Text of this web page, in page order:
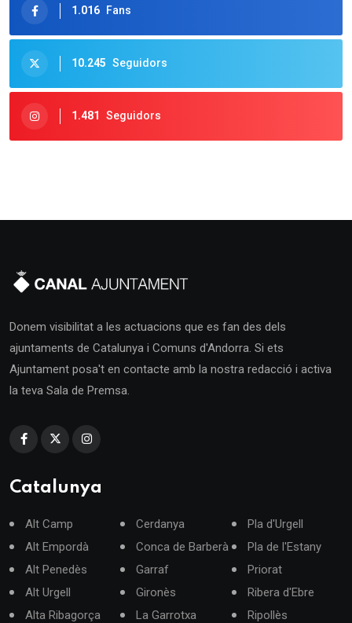
1.016 Fans
10.245 Seguidors
1.481 Seguidors
Donem visibilitat a les actuacions que es fan des dels
ajuntaments de Catalunya i Comuns d'Andorra. Si ets
Ajuntament posa't en contacte amb la nostra redacció i activa
la teva Sala de Premsa.
Catalunya
Alt Camp
Alt Empordà
Alt Penedès
Alt Urgell
Alta Ribagorça
Cerdanya
Conca de Barberà
Garraf
Gironès
La Garrotxa
Pla d'Urgell
Pla de l'Estany
Priorat
Ribera d'Ebre
Ripollès